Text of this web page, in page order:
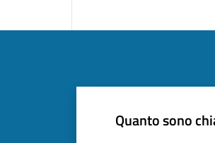
Quanto sono